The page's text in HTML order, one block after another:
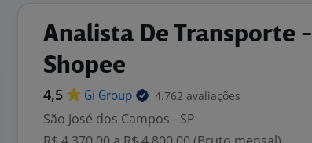
Analista De Transporte -
Shopee
4,5 Gi Group 4.762 avaliações
São José dos Campos - SP